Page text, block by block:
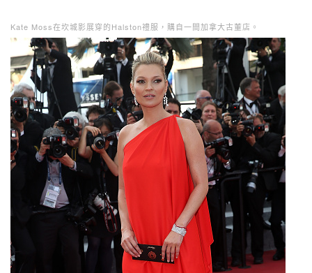
Kate Moss在坎城影展穿的Halston禮服，購自一間加拿大古董店。